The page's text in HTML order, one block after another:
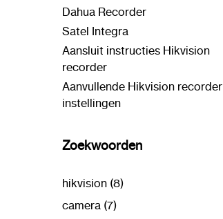
Dahua Recorder
Satel Integra
Aansluit instructies Hikvision
recorder
Aanvullende Hikvision recorder
instellingen
Zoekwoorden
hikvision (8)
camera (7)